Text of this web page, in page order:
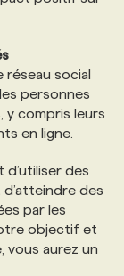
réseau social
personnes
y compris leurs
en ligne.
des
des
par les
objectif et
vous aurez un